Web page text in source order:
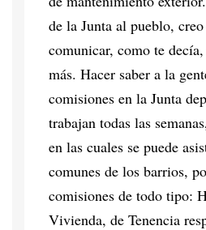
de la Junta al pueblo,
comunicar, como te
más. Hacer saber a la
comisiones en la Junta
trabajan todas las
en las cuales se puede
comunes de los barrios,
comisiones de todo tipo:
Vivienda, de Tenencia